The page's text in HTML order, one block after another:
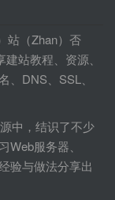
站（Zhan）否
站教程、资源、
DNS、SSL、
中，结识了不少
服务器、
验与做法分享出